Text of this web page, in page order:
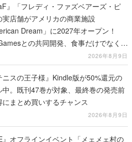
』「フレディ・ファズベアーズ・ピ
実店舗がアメリカの商業施設
Dream」に2027年オープン！
との共同開発、食事だけでなくス
ショーや没入型のホラー体験も楽しめ
2026年8月9日
ニスの王子様』Kindle版が50%還元の
中。既刊47巻が対象、最終巻の発売前
にまとめ買いするチャンス
2026年8月9日
』オフラインイベント「メェメェ村の